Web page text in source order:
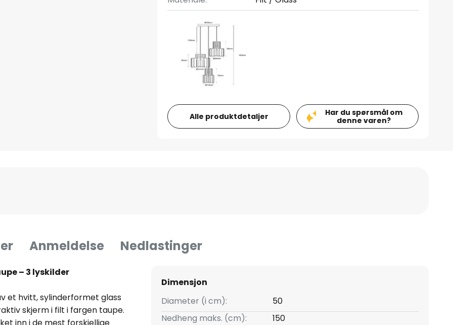
Alle produktdetaljer
Har du spørsmål om
denne varen?
Anmeldelse Nedlastinger
– 3 lyskilder
et hvitt, sylinderformet glass
skjerm i filt i fargen taupe.
inn i de mest forskjellige
Dimensjon
Diameter (i cm):
50
Nedheng maks. (cm):
150